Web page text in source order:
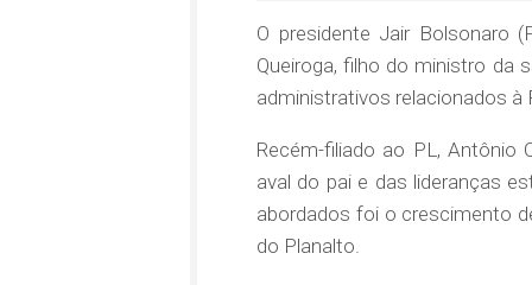
O presidente Jair Bolsonaro
Queiroga, filho do ministro da
administrativos relacionados à
Recém-filiado ao PL, Antônio
aval do pai e das lideranças
abordados foi o crescimento
do Planalto.